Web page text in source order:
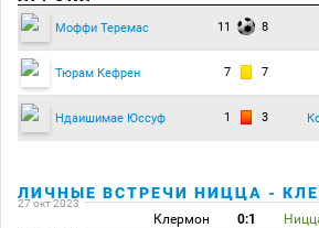
Моффи Теремас 11 8
Тюрам Кефрен 7 7
Ндаишимае Юссуф 1 3
ЛИЧНЫЕ ВСТРЕЧИ НИЦЦА -
27 окт 2023
Клермон 0:1